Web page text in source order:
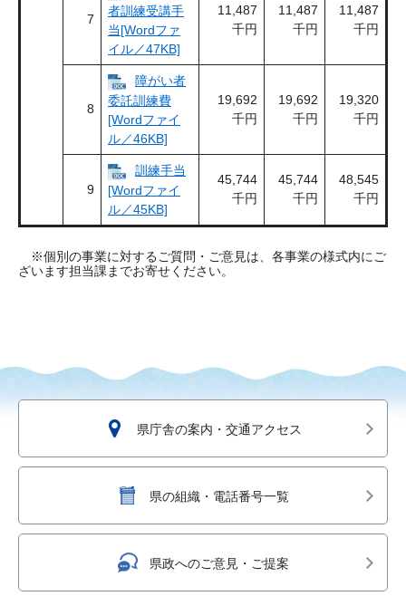
7
者訓練受講手
当[Wordファ
イル／47KB]
11,487
千円
11,487
千円
11,487
千円
8
障がい者
委託訓練費
[Wordファイ
ル／46KB]
19,692
千円
19,692
千円
19,320
千円
9
訓練手当
[Wordファイ
ル／45KB]
45,744
千円
45,744
千円
48,545
千円
※個別の事業に対するご質問・ご意見は、各事業の様式内にご
ざいます担当課までお寄せください。
県庁舎の案内・交通アクセス
県の組織・電話番号一覧
県政へのご意見・ご提案